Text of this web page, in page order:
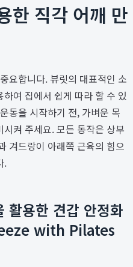
한 직각 어깨 만
요합니다. 뷰릿의 대표적인 소
여 집에서 쉽게 따라 할 수 있
동을 시작하기 전, 가벼운 목
켜 주세요. 모든 동작은 상부
겨드랑이 아래쪽 근육의 힘으
.
용한 견갑 안정화
with Pilates